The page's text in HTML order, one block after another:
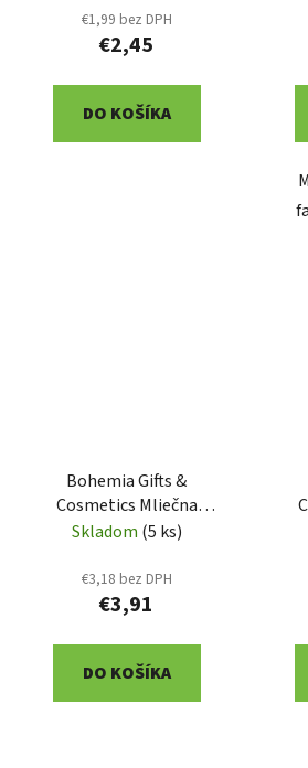
€1,99 bez DPH
€2,45
DO KOŠÍKA
Bohemia Gifts &
Cosmetics Mliečna
čokoláda 100 g pre muža
(BC250238)
Skladom (5 ks)
€3,18 bez DPH
€3,91
DO KOŠÍKA